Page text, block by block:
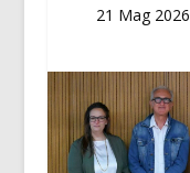
21 Mag 2026